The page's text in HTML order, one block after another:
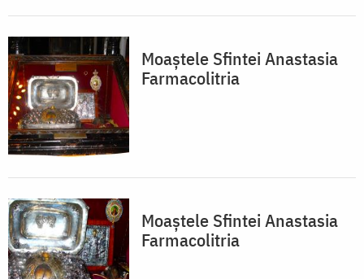
Moaştele Sfintei Anastasia
Farmacolitria
Moaştele Sfintei Anastasia
Farmacolitria